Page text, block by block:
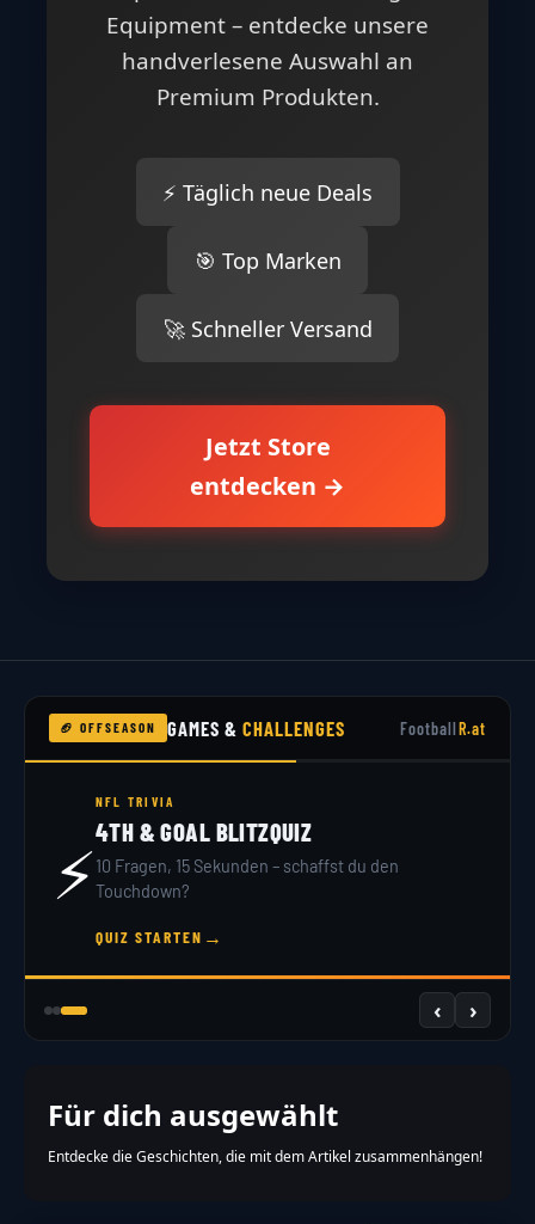
Equipment – entdecke unsere
handverlesene Auswahl an
Premium Produkten.
⚡ Täglich neue Deals
🎯 Top Marken
🚀 Schneller Versand
Jetzt Store
entdecken →
🏈 OFFSEASON GAMES &CHALLENGES FootballR.at
⚡
NFL TRIVIA
4TH & GOAL BLITZQUIZ
10 Fragen, 15 Sekunden – schaffst du den
Touchdown?
QUIZ STARTEN →
‹ ›
Für dich ausgewählt
Entdecke die Geschichten, die mit dem Artikel zusammenhängen!